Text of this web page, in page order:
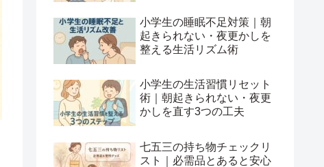
小学生の睡眠不足対策｜朝
起きられない・夜更かしを
整える生活リズム術
小学生の生活習慣リセット
術｜朝起きられない・夜更
かしを直す3つの工夫
七五三の持ち物チェックリ
スト｜必需品とあると安心